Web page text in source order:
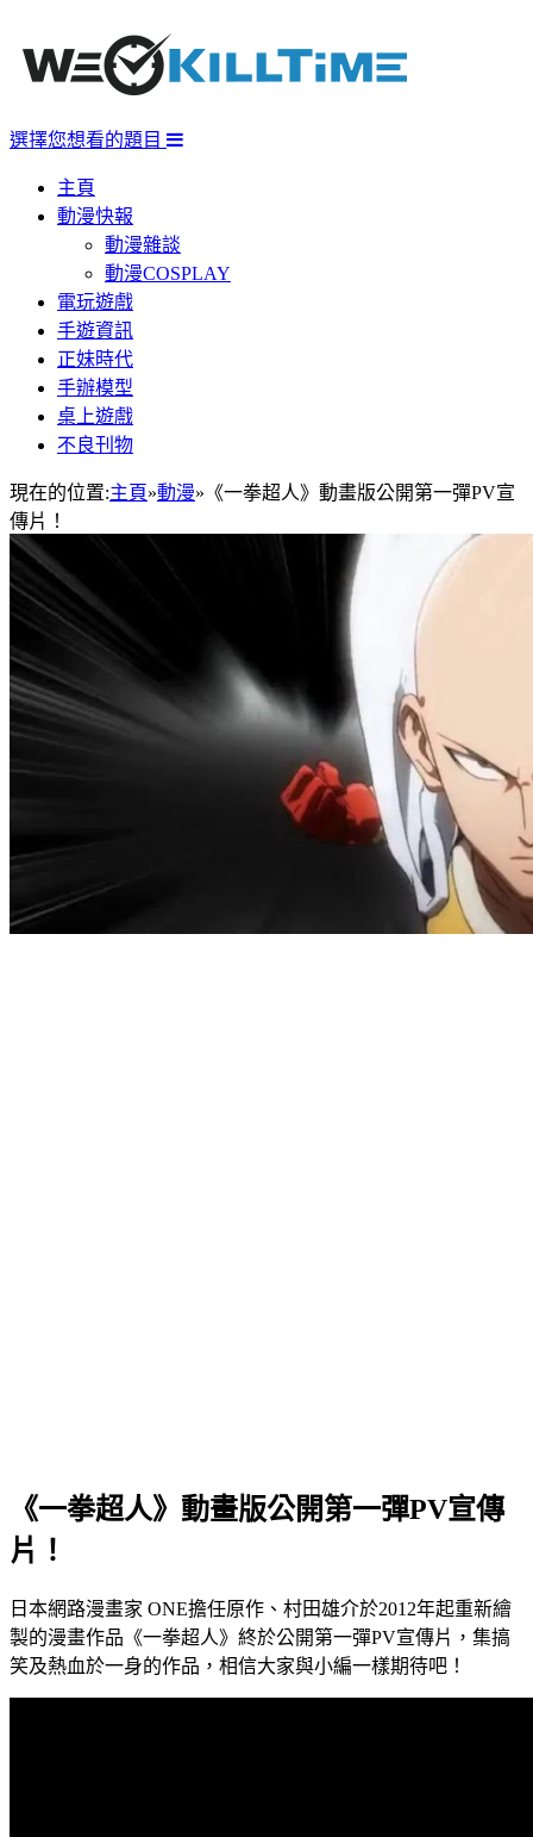
選擇您想看的題目
主頁
動漫快報
動漫雜談
動漫COSPLAY
電玩遊戲
手遊資訊
正妹時代
手辦模型
桌上遊戲
不良刊物
現在的位置:主頁»動漫» 《一拳超人》動畫版公開第一彈PV宣
傳片！
《一拳超人》動畫版公開第一彈PV宣傳
片！
日本網路漫畫家 ONE擔任原作、村田雄介於2012年起重新繪
製的漫畫作品《一拳超人》終於公開第一彈PV宣傳片，集搞
笑及熱血於一身的作品，相信大家與小編一樣期待吧！